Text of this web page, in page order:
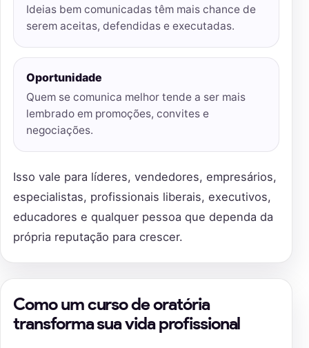
Ideias bem comunicadas têm mais chance de
serem aceitas, defendidas e executadas.
Oportunidade
Quem se comunica melhor tende a ser mais
lembrado em promoções, convites e
negociações.
Isso vale para líderes, vendedores, empresários,
especialistas, profissionais liberais, executivos,
educadores e qualquer pessoa que dependa da
própria reputação para crescer.
Como um curso de oratória
transforma sua vida profissional